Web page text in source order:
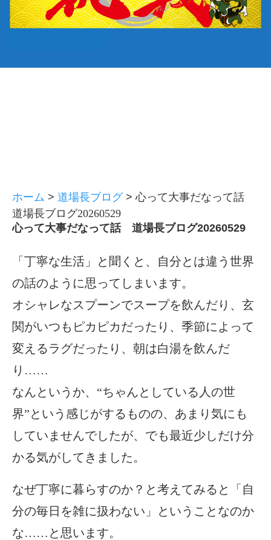
ホーム > 道場長ブログ>心って大事だなって話
道場長ブログ20260529
心って大事だなって話 道場長ブログ20260529
「丁寧な生活」と聞くと、自分とは違う世界
の話のように思ってしまいます。
オシャレなスプーンでスープを飲んだり、玄
関がいつもピカピカだったり、季節によって
変えるラグだったり、朝は白湯を飲んだ
り……
なんというか、“ちゃんとしている人の世
界”という感じがするものの、あまり気にも
していませんでしたが、でも最近少しだけ分
かる気がしてきました。
なぜ丁寧に暮らすのか？と考えてみると「自
分の毎日を雑に扱わない」ということなのか
な……と思います。